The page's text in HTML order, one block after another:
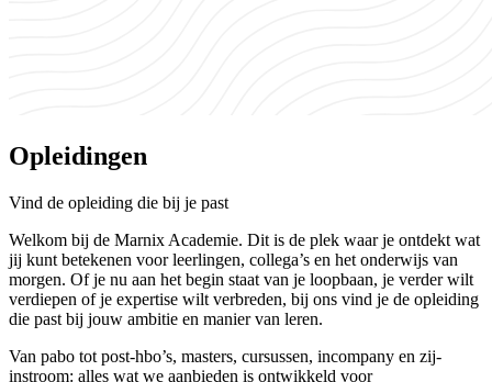
Opleidingen
Vind de opleiding die bij je past
Welkom bij de Marnix Academie. Dit is de plek waar je ontdekt wat
jij kunt betekenen voor leerlingen, collega’s en het onderwijs van
morgen. Of je nu aan het begin staat van je loopbaan, je verder wilt
verdiepen of je expertise wilt verbreden, bij ons vind je de opleiding
die past bij jouw ambitie en manier van leren.
Van pabo tot post-hbo’s, masters, cursussen, incompany en zij-
instroom: alles wat we aanbieden is ontwikkeld voor